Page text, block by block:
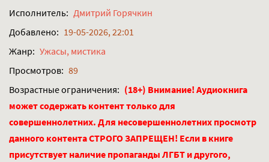
Исполнитель: Дмитрий Горячкин
Добавлено: 19-05-2026, 22:01
Жанр: Ужасы, мистика
Просмотров: 89
Возрастные ограничения: (18+) Внимание! Аудиокнига
может содержать контент только для
совершеннолетних. Для несовершеннолетних просмотр
данного контента СТРОГО ЗАПРЕЩЕН! Если в книге
присутствует наличие пропаганды ЛГБТ и другого,